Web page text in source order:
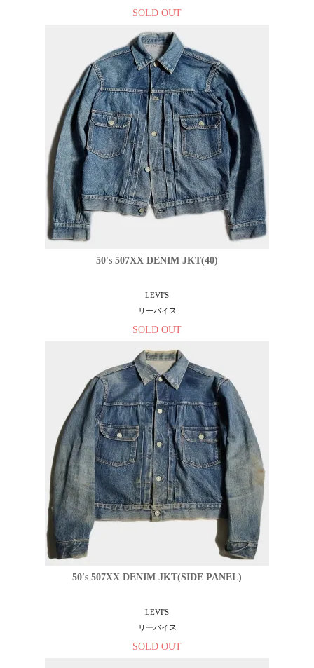
SOLD OUT
50's 507XX DENIM JKT(40)
LEVI'S
リーバイス
SOLD OUT
50's 507XX DENIM JKT(SIDE PANEL)
LEVI'S
リーバイス
SOLD OUT